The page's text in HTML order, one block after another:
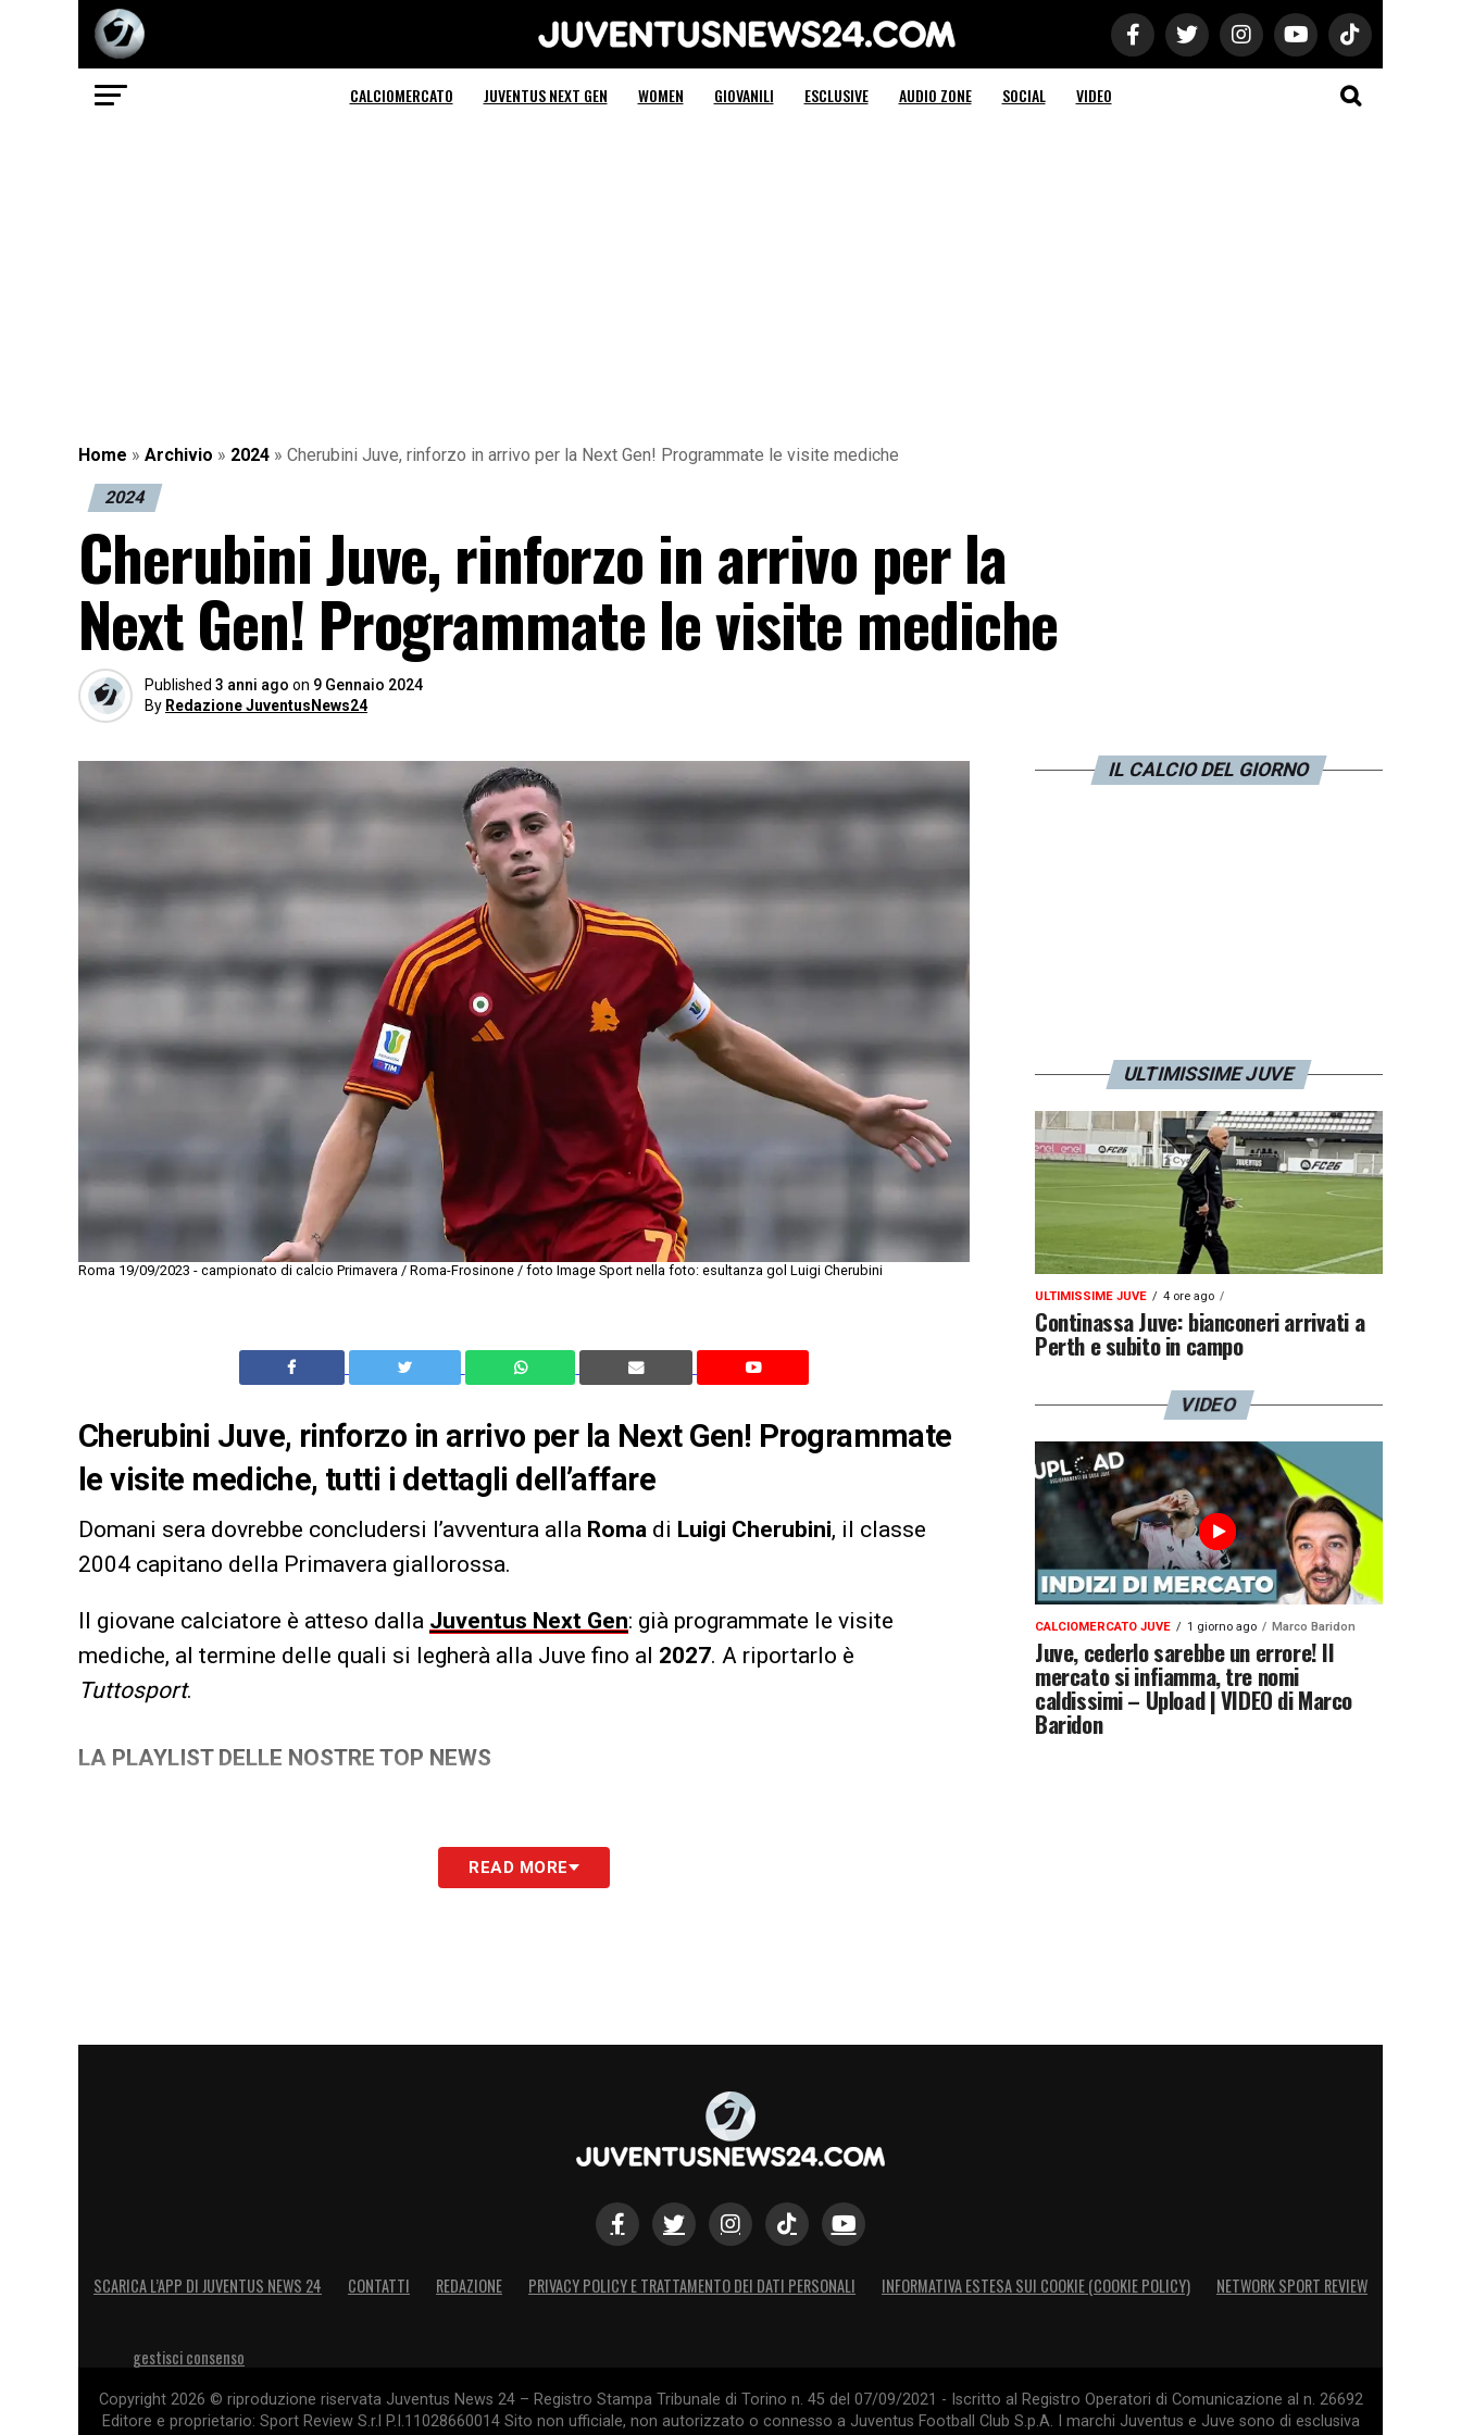
Juventus News 24
CALCIOMERCATO JUVENTUS NEXT GEN WOMEN GIOVANILI ESCLUSIVE AUDIO ZONE SOCIAL VIDEO
Home » Archivio » 2024 » Cherubini Juve, rinforzo in arrivo per la Next Gen! Programmate le visite mediche
2024
Cherubini Juve, rinforzo in arrivo per la
Next Gen! Programmate le visite mediche
Published 3 anni ago on 9 Gennaio 2024
By Redazione JuventusNews24
Roma 19/09/2023 - campionato di calcio Primavera / Roma-Frosinone / foto Image Sport nella foto: esultanza gol Luigi Cherubini
Cherubini Juve, rinforzo in arrivo per la Next Gen! Programmate
le visite mediche, tutti i dettagli dell’affare
Domani sera dovrebbe concludersi l’avventura alla Roma di Luigi Cherubini, il classe
2004 capitano della Primavera giallorossa.
Il giovane calciatore è atteso dalla Juventus Next Gen: già programmate le visite
mediche, al termine delle quali si legherà alla Juve fino al 2027. A riportarlo è
Tuttosport.
LA PLAYLIST DELLE NOSTRE TOP NEWS
READ MORE
IL CALCIO DEL GIORNO
ULTIMISSIME JUVE
ULTIMISSIME JUVE 4 ore ago
Continassa Juve: bianconeri arrivati a
Perth e subito in campo
VIDEO
CALCIOMERCATO JUVE 1 giorno ago Marco Baridon
Juve, cederlo sarebbe un errore! Il
mercato si infiamma, tre nomi
caldissimi – Upload | VIDEO di Marco
Baridon
SCARICA L’APP DI JUVENTUS NEWS 24 CONTATTI REDAZIONE PRIVACY POLICY E TRATTAMENTO DEI DATI PERSONALI INFORMATIVA ESTESA SUI COOKIE (COOKIE POLICY) NETWORK SPORT REVIEW
gestisci consenso
Copyright 2026 © riproduzione riservata Juventus News 24 – Registro Stampa Tribunale di Torino n. 45 del 07/09/2021 - Iscritto al Registro Operatori di Comunicazione al n. 26692
Editore e proprietario: Sport Review S.r.l P.I.11028660014 Sito non ufficiale, non autorizzato o connesso a Juventus Football Club S.p.A. I marchi Juventus e Juve sono di esclusiva